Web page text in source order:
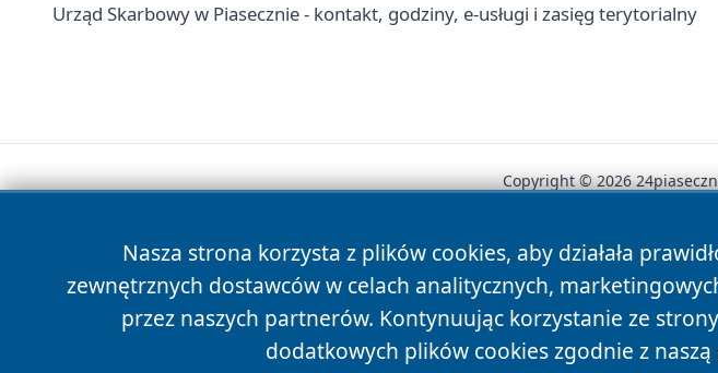
Urząd Skarbowy w Piasecznie - kontakt, godziny, e-usługi i zasięg terytorialny
Nasza strona korzysta z plików cookies, aby działała
zewnętrznych dostawców w celach analitycznych,
przez naszych partnerów. Kontynuując korzystanie ze
dodatkowych plików cookies zgodnie z naszą
Copyright © 2026
News Autorzy Polityka